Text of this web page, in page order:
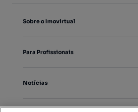
Sobre o Imovirtual
Para Profissionais
Notícias